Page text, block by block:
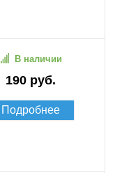
190 руб.
В наличии
Подробнее